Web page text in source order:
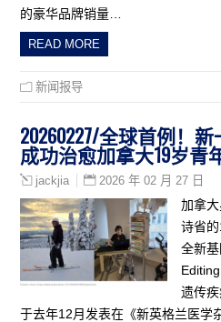
的豪华品牌销量…
READ MORE
新闻报导
20260227/全球首例！
成功治愈加拿大19岁青
jackjia 2026 年 02 月 27 日
加拿
诗省
全新
遗传
于去年12月发表在《新英格兰医学